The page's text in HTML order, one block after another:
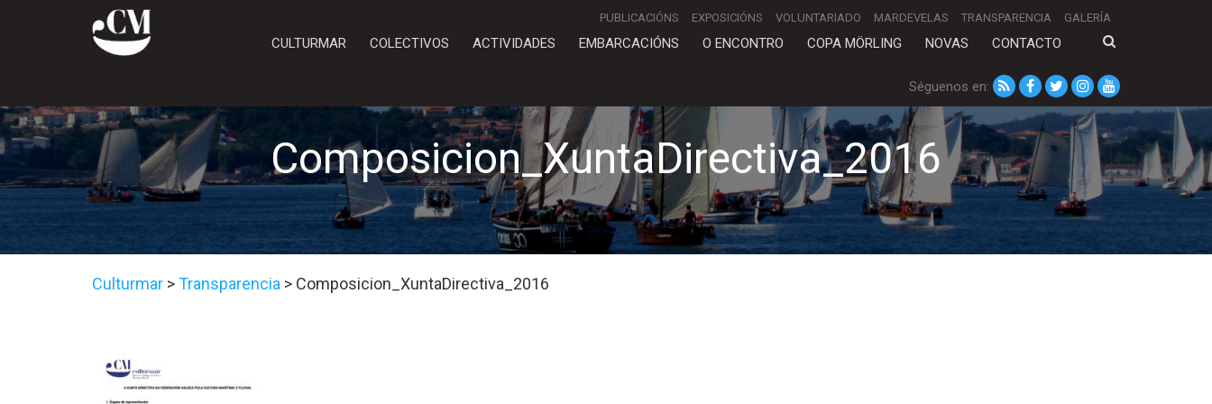
PUBLICACIÓNS EXPOSICIÓNS VOLUNTARIADO MARDEVELAS TRANSPARENCIA GALERÍA
CULTURMAR COLECTIVOS ACTIVIDADES EMBARCACIÓNS O ENCONTRO COPA MÖRLING NOVAS CONTACTO
Séguenos en:
Composicion_XuntaDirectiva_2016
Culturmar >Transparencia > Composicion_XuntaDirectiva_2016